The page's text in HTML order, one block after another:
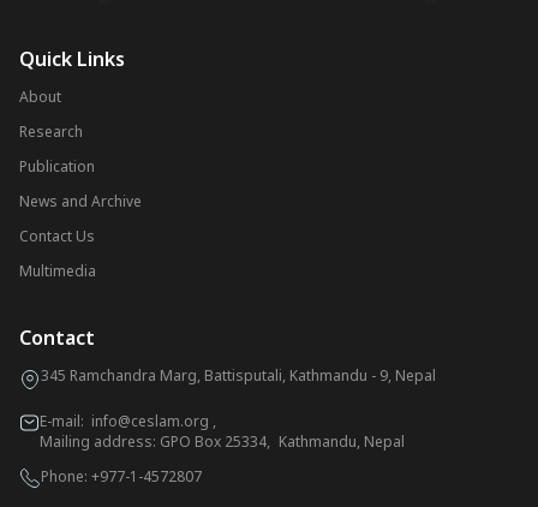
Quick Links
About
Research
Publication
News and Archive
Contact Us
Multimedia
Contact
345 Ramchandra Marg, Battisputali, Kathmandu - 9, Nepal
E-mail: info@ceslam.org ,
Mailing address: GPO Box 25334, Kathmandu, Nepal
Phone: +977-1-4572807